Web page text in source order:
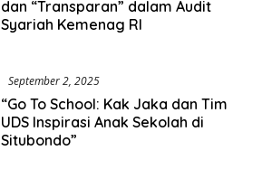
dan “Transparan” dalam Audit
Syariah Kemenag RI
September 2, 2025
“Go To School: Kak Jaka dan Tim
UDS Inspirasi Anak Sekolah di
Situbondo”